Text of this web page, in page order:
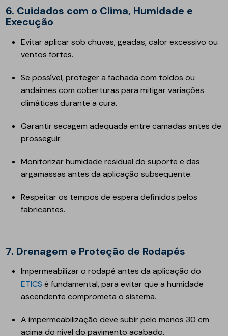
6. Cuidados com o Clima, Humidade e
Execução
Evitar aplicar sob chuvas, geadas, calor excessivo ou
ventos fortes.
Se possível, proteger a fachada com toldos ou
andaimes com coberturas para mitigar variações
climáticas durante a cura.
Garantir secagem adequada entre camadas antes de
prosseguir.
Monitorizar humidade residual do suporte e das
argamassas antes da aplicação subsequente.
Respeitar os tempos de espera definidos pelos
fabricantes.
7. Drenagem e Proteção de Rodapés
Impermeabilizar o rodapé antes da aplicação do
ETICS é fundamental, para evitar que a humidade
ascendente comprometa o sistema.
A impermeabilização deve subir pelo menos 30 cm
acima do nível do pavimento acabado.